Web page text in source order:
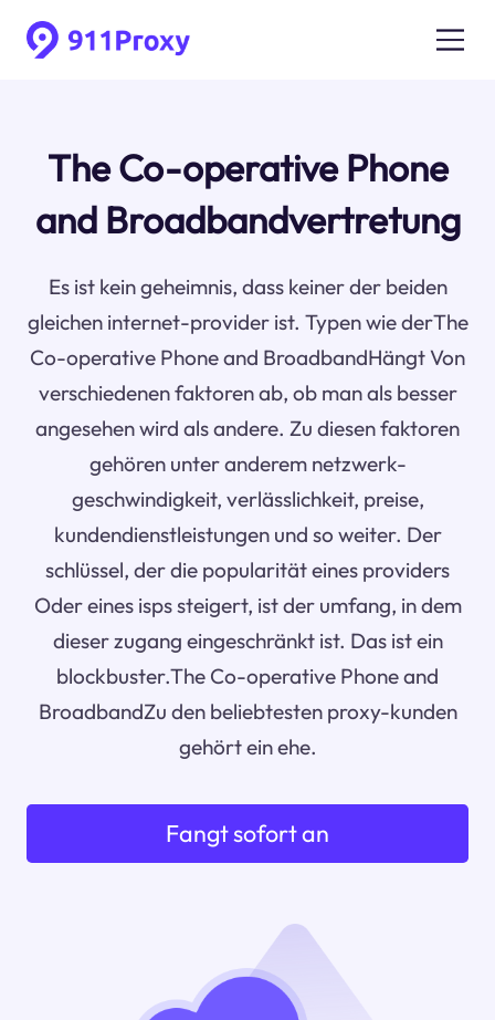
The Co-operative Phone
and Broadbandvertretung
Es ist kein geheimnis, dass keiner der beiden
gleichen internet-provider ist. Typen wie derThe
Co-operative Phone and BroadbandHängt Von
verschiedenen faktoren ab, ob man als besser
angesehen wird als andere. Zu diesen faktoren
gehören unter anderem netzwerk-
geschwindigkeit, verlässlichkeit, preise,
kundendienstleistungen und so weiter. Der
schlüssel, der die popularität eines providers
Oder eines isps steigert, ist der umfang, in dem
dieser zugang eingeschränkt ist. Das ist ein
blockbuster.The Co-operative Phone and
BroadbandZu den beliebtesten proxy-kunden
gehört ein ehe.
Fangt sofort an